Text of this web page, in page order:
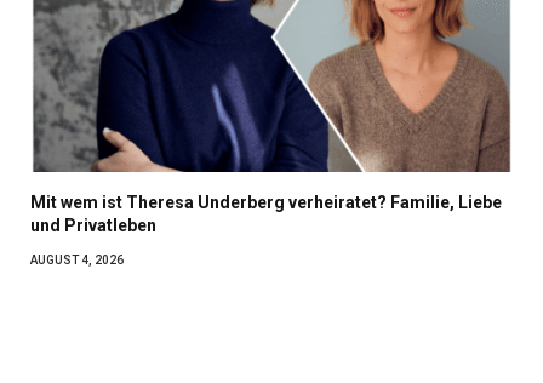
Mit wem ist Theresa Underberg verheiratet? Familie, Liebe
und Privatleben
AUGUST 4, 2026